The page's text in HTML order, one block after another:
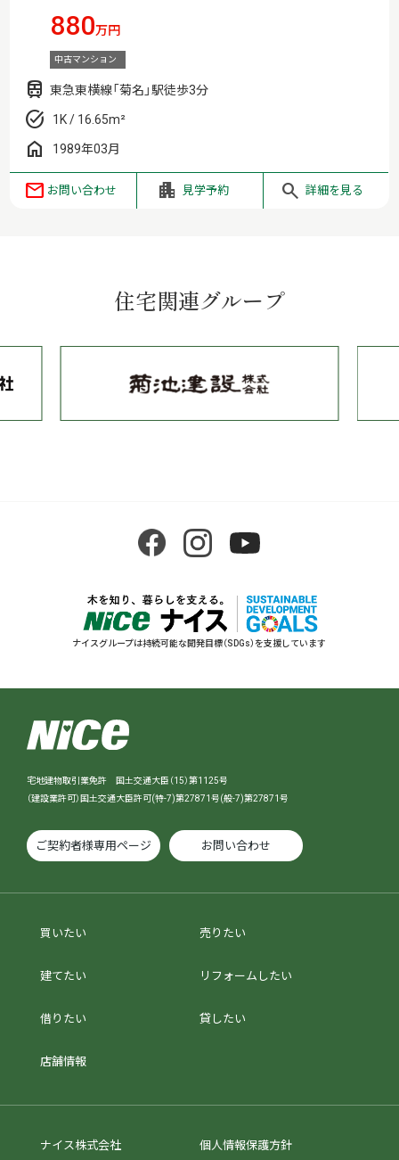
880万円
中古マンション
東急東横線「菊名」駅徒歩3分
1K / 16.65m²
1989年03月
お問い合わせ 見学予約 詳細を見る
住宅関連グループ
ナイスグループは持続可能な開発目標（SDGs）を支援しています
宅地建物取引業免許 国土交通大臣（15）第1125号
（建設業許可）国土交通大臣許可(特-7)第27871号(般-7)第27871号
ご契約者様専用ページ お問い合わせ
買いたい 売りたい
建てたい リフォームしたい
借りたい 貸したい
店舗情報
ナイス株式会社 個人情報保護方針